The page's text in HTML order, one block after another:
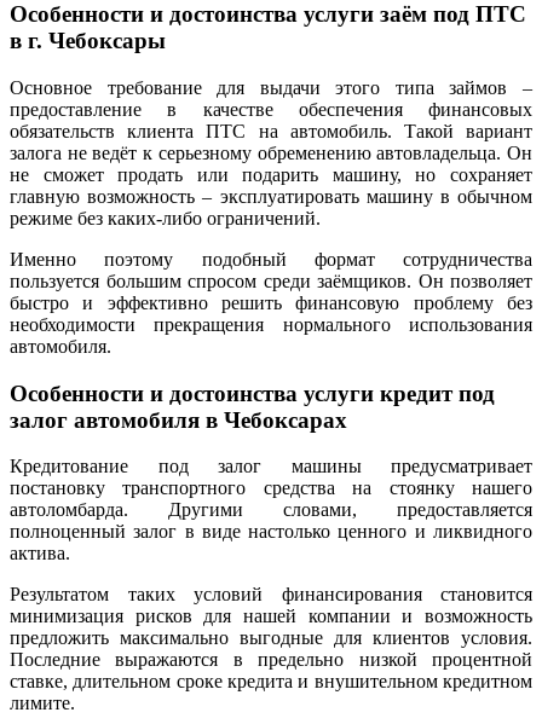
Особенности и достоинства услуги заём под ПТС
в г. Чебоксары
Основное требование для выдачи этого типа займов –
предоставление в качестве обеспечения финансовых
обязательств клиента ПТС на автомобиль. Такой вариант
залога не ведёт к серьезному обременению автовладельца. Он
не сможет продать или подарить машину, но сохраняет
главную возможность – эксплуатировать машину в обычном
режиме без каких-либо ограничений.
Именно поэтому подобный формат сотрудничества
пользуется большим спросом среди заёмщиков. Он позволяет
быстро и эффективно решить финансовую проблему без
необходимости прекращения нормального использования
автомобиля.
Особенности и достоинства услуги кредит под
залог автомобиля в Чебоксарах
Кредитование под залог машины предусматривает
постановку транспортного средства на стоянку нашего
автоломбарда. Другими словами, предоставляется
полноценный залог в виде настолько ценного и ликвидного
актива.
Результатом таких условий финансирования становится
минимизация рисков для нашей компании и возможность
предложить максимально выгодные для клиентов условия.
Последние выражаются в предельно низкой процентной
ставке, длительном сроке кредита и внушительном кредитном
лимите.